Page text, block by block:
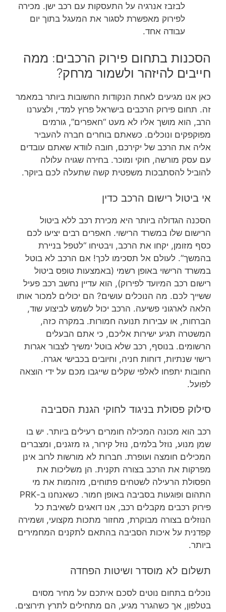
לבזבז אנרגיה על התעסקות עם רכב ישן. מכירה
לפירוק מאפשרת לסגור את המעגל בתוך יום
עבודה אחד.
הסכנות בתחום פירוק הרכבים: ממה
חייבים להיזהר ולשמור מרחק?
כאן אנו מגיעים לאחת הנקודות החשובות ביותר במאמר
זה. תחום פירוק הרכבים בישראל פרוץ למדי, ולצערנו
הרב, הוא מושך אליו לא מעט “חאפרים”, גורמים
מפוקפקים ונוכלים. כשאתם בוחרים חברה להעביר
אליה את הרכב של יקירכם, חובה לוודא שאתם עובדים
עם עסק מורשה, חוקי ומוכר. בחירה שגויה עלולה
להוביל להסתבכות משפטית קשה שתעלה לכם ביוקר.
אי ביטול רישום הרכב כדין
הסכנה הגדולה ביותר היא מכירת רכב ללא ביטול
הרישום שלו במשרד הרישוי. חאפרים רבים יציעו לכם
כסף מזומן, יקחו את הרכב, ויבטיחו “לטפל בניירת
בהמשך”. לעולם אל תסכימו לכך! אם הרכב לא בוטל
במשרד הרישוי באופן רשמי (באמצעות טופס ביטול
רישום רכב המיועד לפירוק), הוא עדיין נחשב רכב פעיל
ששייך לכם. מה הנוכלים עושים? הם יכולים למכור אותו
הלאה לארגוני פשיעה. הרכב יכול לשמש לביצוע שוד,
הברחות, או עבירות תנועה חמורות. במקרה כזה,
המשטרה תגיע ישירות אליכם, כי אתם הבעלים
הרשומים. בנוסף, רכב שלא בוטל ימשיך לצבור אגרות
רישוי שנתיות, דוחות חניה, וחיובים בכבישי אגרה.
החובות יתפחו לאלפי שקלים שייגבו מכם על ידי הוצאה
לפועל.
סילוק פסולת בניגוד לחוקי הגנת הסביבה
רכב הוא מכונה המכילה חומרים רעילים ביותר. יש בו
שמן מנוע, נוזל בלמים, נוזל קירור, גז מזגנים, ומצברים
המכילים חומצה ועופרת. חברות לא מורשות לרוב אינן
מפרקות את הרכב בצורה תקנית. הן משליכות את
הפסולת הרעילה לשטחים פתוחים, מזהמות את מי
התהום ופוגעות בסביבה באופן חמור. כשאנחנו ב-PRK
פירוק רכבים מקבלים רכב, אנו דואגים לשאיבת כל
הנוזלים בצורה מבוקרת, מחזור מתכות מקצועי, ושמירה
קפדנית על איכות הסביבה בהתאם לתקנים המחמירים
ביותר.
תשלום לא מוסדר ושיטות הפחדה
נוכלים בתחום נוטים לסכם איתכם על מחיר מסוים
בטלפון, אך כשהגרר מגיע, הם מתחילים לתרץ תירוצים.